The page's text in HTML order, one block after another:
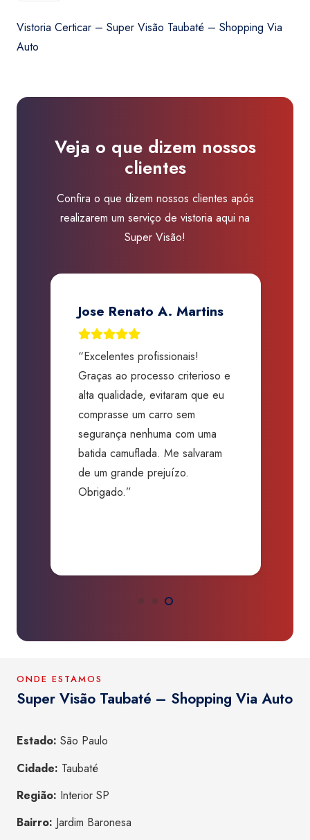
R$450,00.R$410,00.
Super
-
Vistoria Certicar – Super Visão Taubaté – Shopping Via
Auto
Veja o que dizem nossos
clientes
Confira o que dizem nossos clientes após
realizarem um serviço de vistoria aqui na
Super Visão!
Jose Renato A. Martins
“Excelentes profissionais!
Graças ao processo criterioso e
alta qualidade, evitaram que eu
comprasse um carro sem
segurança nenhuma com uma
batida camuflada. Me salvaram
de um grande prejuízo.
Obrigado.”
ONDE ESTAMOS
Super Visão Taubaté – Shopping Via Auto
Estado: São Paulo
Cidade: Taubaté
Região: Interior SP
Bairro: Jardim Baronesa